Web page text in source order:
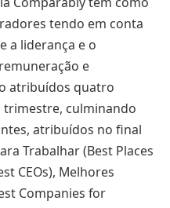
tendo em conta
a liderança e o
e
atribuídos quatro
trimestre, culminando
atribuídos no final
Trabalhar (Best Places
CEOs), Melhores
Companies for